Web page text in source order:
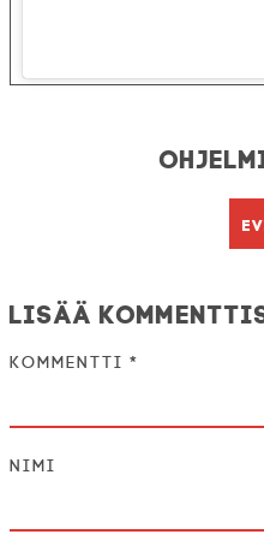
Lisää
Kommentti *
Nimi